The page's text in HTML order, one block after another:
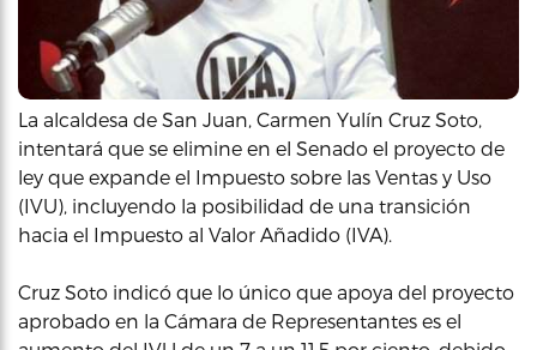
La alcaldesa de San Juan, Carmen Yulín Cruz Soto,
intentará que se elimine en el Senado el proyecto de
ley que expande el Impuesto sobre las Ventas y Uso
(IVU), incluyendo la posibilidad de una transición
hacia el Impuesto al Valor Añadido (IVA).
Cruz Soto indicó que lo único que apoya del proyecto
aprobado en la Cámara de Representantes es el